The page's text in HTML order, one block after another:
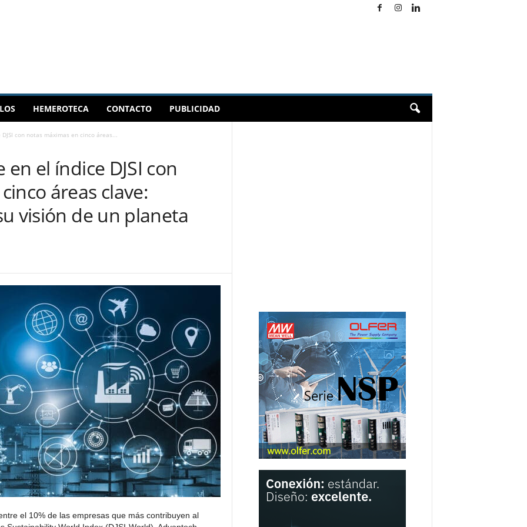
HEMEROTECA CONTACTO PUBLICIDAD
con notas máximas en cinco áreas...
el índice DJSI con
áreas clave:
visión de un planeta
el 10% de las empresas que más contribuyen al